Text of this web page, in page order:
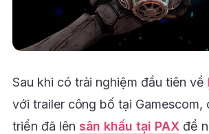
Sau khi có trải nghiệm đầu tiên về
với trailer công bố tại Gamescom,
triển đã lên sân khấu tại PAX để